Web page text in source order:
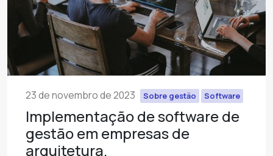
23 de novembro de 2023 Sobre gestão Software
Implementação de software de
gestão em empresas de
arquitetura.